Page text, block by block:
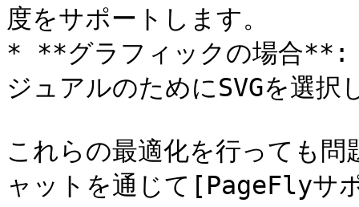
度をサポートします。
* **グラフィックの場合**:
ジュアルのためにSVGを選択
これらの最適化を行っても
ャットを通じて[PageFlyサ